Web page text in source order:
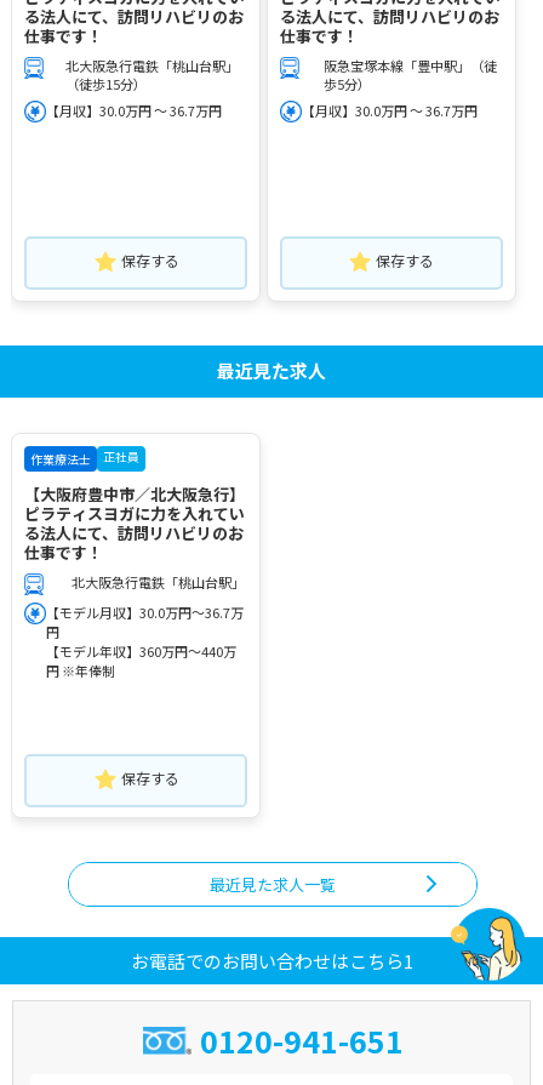
る法人にて、訪問リハビリのお
仕事です！
北大阪急行電鉄「桃山台駅」
（徒歩15分）
【月収】30.0万円 ～ 36.7万円
保存する
る法人にて、訪問リハビリのお
仕事です！
阪急宝塚本線「豊中駅」（徒
歩5分）
【月収】30.0万円 ～ 36.7万円
保存する
最近見た求人
作業療法士 正社員
【大阪府豊中市／北大阪急行】
ピラティスヨガに力を入れてい
る法人にて、訪問リハビリのお
仕事です！
北大阪急行電鉄「桃山台駅」
【モデル月収】30.0万円～36.7万
円
【モデル年収】360万円～440万
円 ※年俸制
保存する
最近見た求人一覧
お電話でのお問い合わせはこちら1
0120-941-651